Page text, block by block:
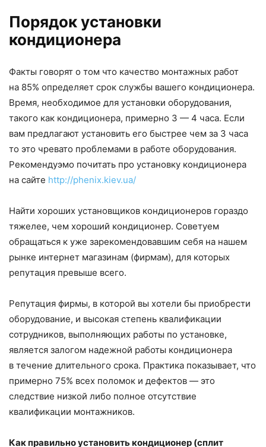
Порядок установки
кондиционера
Факты говорят о том что качество монтажных работ
на 85% определяет срок службы вашего кондиционера.
Время, необходимое для установки оборудования,
такого как кондиционера, примерно 3 — 4 часа. Если
вам предлагают установить его быстрее чем за 3 часа
то это чревато проблемами в работе оборудования.
Рекомендуэмо почитать про установку кондиционера
на сайте http://phenix.kiev.ua/
Найти хороших установщиков кондиционеров гораздо
тяжелее, чем хороший кондиционер. Советуем
обращаться к уже зарекомендовавшим себя на нашем
рынке интернет магазинам (фирмам), для которых
репутация превыше всего.
Репутация фирмы, в которой вы хотели бы приобрести
оборудование, и высокая степень квалификации
сотрудников, выполняющих работы по установке,
является залогом надежной работы кондиционера
в течение длительного срока. Практика показывает, что
примерно 75% всех поломок и дефектов — это
следствие низкой либо полное отсутствие
квалификации монтажников.
Как правильно установить кондиционер (сплит